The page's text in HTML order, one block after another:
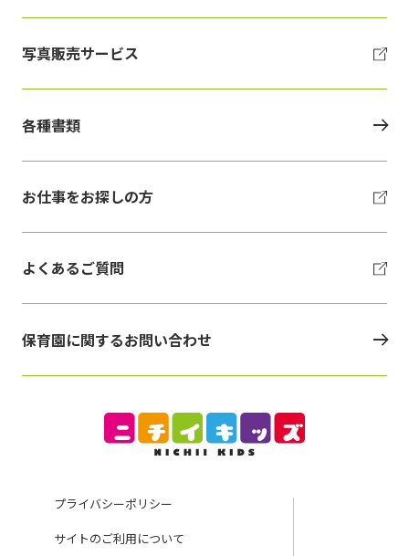
プライバシーポリシー
サイトのご利用について
写真販売サービス
各種書類
お仕事をお探しの方
よくあるご質問
保育園に関するお問い合わせ